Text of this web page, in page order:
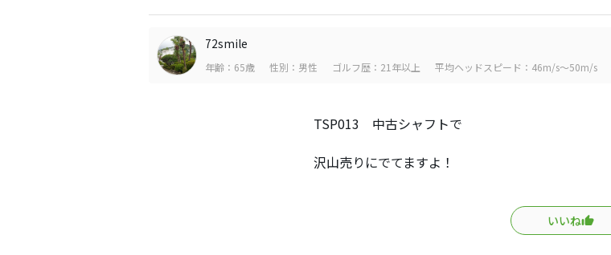
72smile
年齢：65歳 性別：男性 ゴルフ歴：21年以上 平均ヘッドスピード：46m/s～50m/s
TSP013 中古シャフトで
沢山売りにでてますよ！
いいね